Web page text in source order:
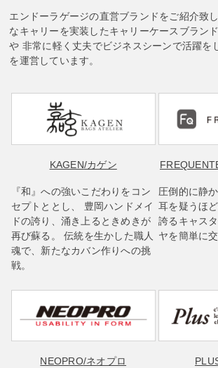
エンドーラゲージの直営ブランドをご紹介致
なキャリーを実装したキャリーケースブラン
や 非常に軽く丈夫でビジネスシーンで活躍を
を運営しています。
KAGEN/カゲン
『和』への強いこだわりをコン
セプトととし、 豊岡ハンドメイ
ドの誇り、涌き上るときめきが
再び蘇る。 伝統を生かした職人
魂で、新たなカバン作りへの挑
戦。
圧倒的に静
耳を疑うほ
誇るキャス
ヤを簡単に
NEOPRO/ネオプロ